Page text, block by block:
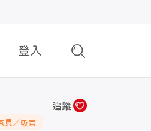
登入
追蹤
具／吸管